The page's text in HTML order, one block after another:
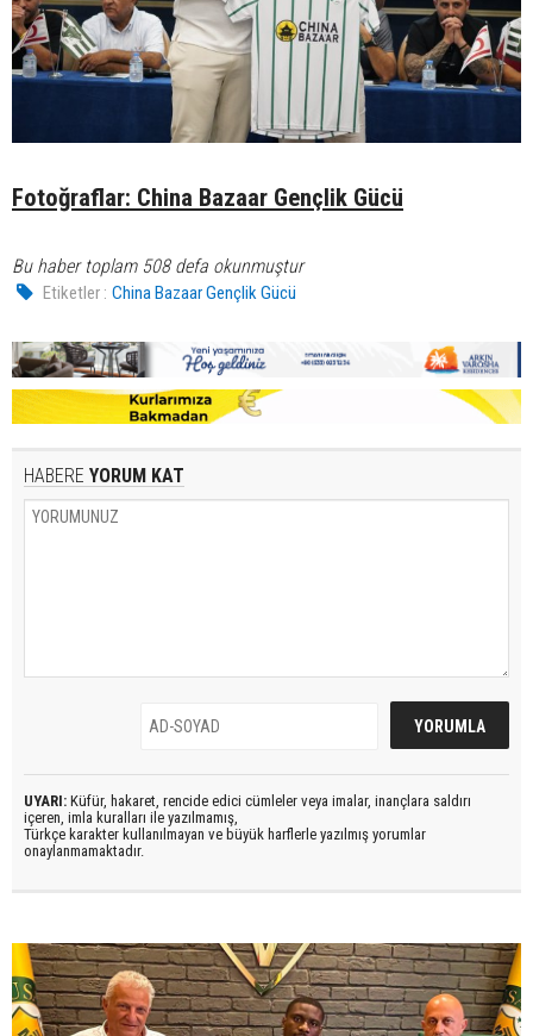
Fotoğraflar: China Bazaar Gençlik Gücü
Bu haber toplam 508 defa okunmuştur
Etiketler : China Bazaar Gençlik Gücü
HABERE YORUM KAT
UYARI: Küfür, hakaret, rencide edici cümleler veya imalar, inançlara saldırı
içeren, imla kuralları ile yazılmamış,
Türkçe karakter kullanılmayan ve büyük harflerle yazılmış yorumlar
onaylanmamaktadır.